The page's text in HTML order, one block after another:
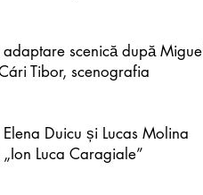
scenică după Miguel
Tibor, scenografia
Duicu și Lucas Molina
Luca Caragiale”